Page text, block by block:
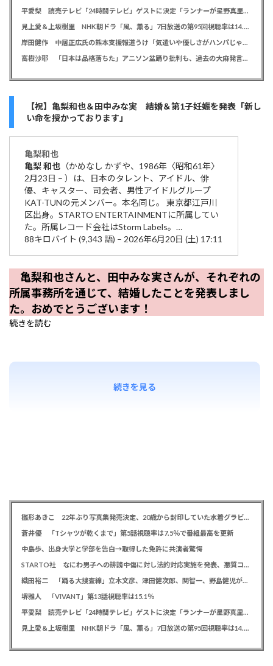
平愛梨 読売テレビ「24時間テレビ」ゲストに決定「ランナーが星野真里さんと知って涙しました」杉浦太陽、ギャロップも出演
見上愛＆上坂樹里 NHK朝ドラ「風、薫る」7日放送の第95回視聴率は14.0％
岸田健作 中居正広氏の熊本支援報道うけ「気遣いや優しさがハンパじゃない」 中居氏との思い出を回顧
高樹沙耶 「日本は品格落ちた」アニソン盆踊り批判も、過去の大麻発言にも飛び火で自ら幕引き図る
【祝】亀梨和也＆田中みな実 結婚＆第1子妊娠を発表「新し
い命を授かっております」
亀梨和也
亀梨和也 （かめなし かずや、1986年〈昭和61年〉
2月23日 – ）は、日本のタレント、アイドル、俳
優、キャスター、司会者、男性アイドルグループ
KAT-TUNの元メンバー。本名同じ。 東京都江戸川
区出身。STARTO ENTERTAINMENTに所属してい
た。所属レコード会社はStorm Labels。…
88キロバイト (9,343 語) – 2026年6月20日 (土) 17:11
亀梨和也さんと、田中みな実さんが、それぞれの
所属事務所を通じて、結婚したことを発表しまし
た。おめでとうございます！
続きを読む
続きを見る
雛形あきこ 22年ぶり写真集発売決定、20歳から封印していた水着グラビア解禁「今だから出せる一冊」
蒼井優 「Tシャツが乾くまで」第5話視聴率は7.5％で番組最高を更新
中島歩、出身大学と学部を告白→取得した免許に共演者驚愕
STARTO社 なにわ男子への誹謗中傷に対し法的対応実施を発表、悪質コメントの投稿者を特定「責任追及を進めています」
織田裕二 「踊る大捜査線」立木文彦、津田健次郎、関智一、野島健児が警察幹部役で出演決定
堺雅人 「VIVANT」第13話視聴率は15.1％
平愛梨 読売テレビ「24時間テレビ」ゲストに決定「ランナーが星野真里さんと知って涙しました」杉浦太陽、ギャロップも出演
見上愛＆上坂樹里 NHK朝ドラ「風、薫る」7日放送の第95回視聴率は14.0％